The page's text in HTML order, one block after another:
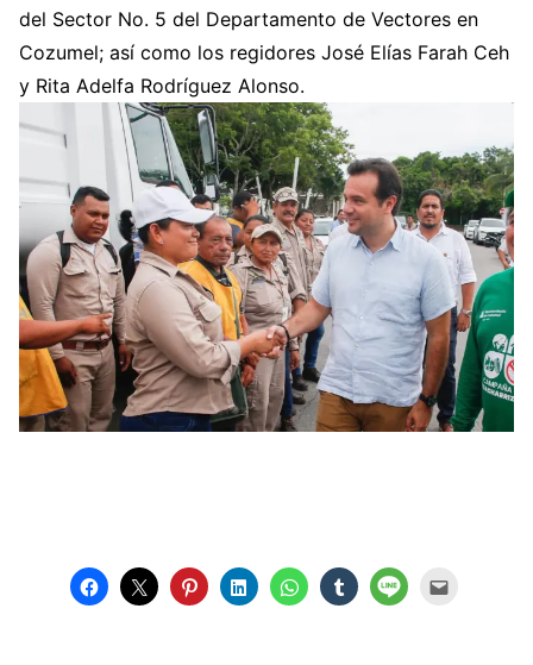
del Sector No. 5 del Departamento de Vectores en
Cozumel; así como los regidores José Elías Farah Ceh
y Rita Adelfa Rodríguez Alonso.